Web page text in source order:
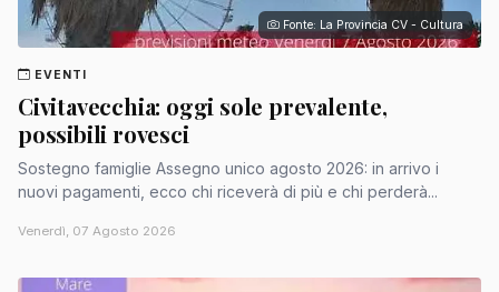
Fonte: La Provincia CV - Cultura
EVENTI
Civitavecchia: oggi sole prevalente,
possibili rovesci
Sostegno famiglie Assegno unico agosto 2026: in arrivo i
nuovi pagamenti, ecco chi riceverà di più e chi perderà...
Venerdì, 07 Agosto 2026